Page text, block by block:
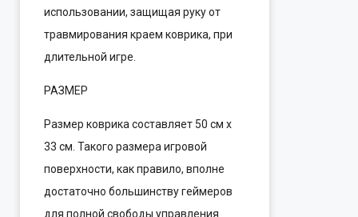
использовании, защищая руку от
травмирования краем коврика, при
длительной игре.
РАЗМЕР
Размер коврика составляет 50 см х
33 см. Такого размера игровой
поверхности, как правило, вполне
достаточно большинству геймеров
для полной свободы управления